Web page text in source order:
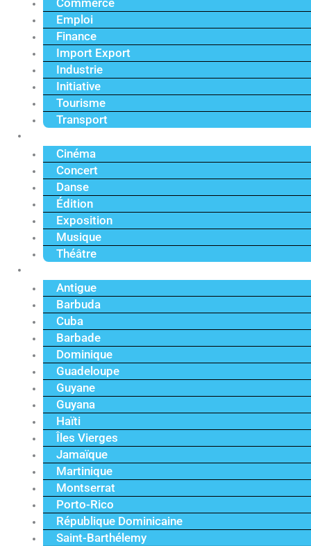
Commerce
Emploi
Finance
Import Export
Industrie
Initiative
Tourisme
Transport
Cinéma
Concert
Danse
Édition
Exposition
Musique
Théâtre
Antigue
Barbuda
Cuba
Barbade
Dominique
Guadeloupe
Guyane
Guyana
Haïti
Îles Vierges
Jamaïque
Martinique
Montserrat
Porto-Rico
République Dominicaine
Saint-Barthélemy